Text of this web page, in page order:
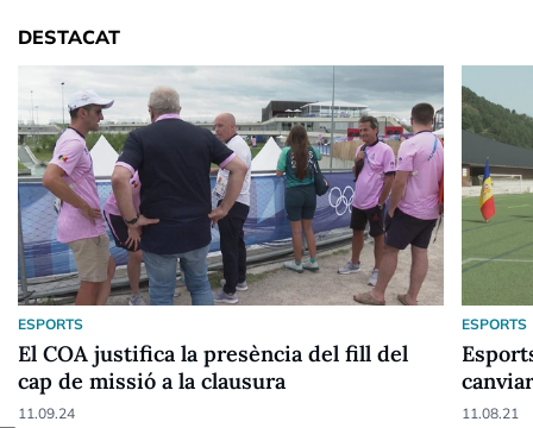
DESTACAT
ESPORTS
El COA justifica la presència del fill del
cap de missió a la clausura
11.09.24
ESPORTS
Jocs
11.08.21